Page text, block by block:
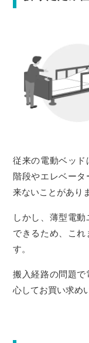
従来の電動ベッド
階段やエレベータ
来ないことがあり
しかし、薄型電
できるため、こ
す。
搬入経路の問題
心してお買い求め